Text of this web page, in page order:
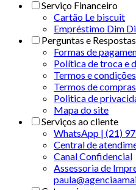
Serviço Financeiro
Cartão Le biscuit
Empréstimo Dim
Perguntas e Respostas
Formas de
Política de troca e
Termos e
Termos de
Politica de
Mapa do site
Serviços ao cliente
WhatsApp | (21)
Central de
Canal Confidencial
Assessoria de